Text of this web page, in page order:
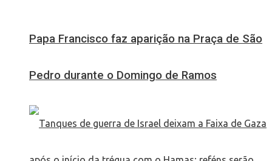
Papa Francisco faz aparição na Praça de São
Pedro durante o Domingo de Ramos